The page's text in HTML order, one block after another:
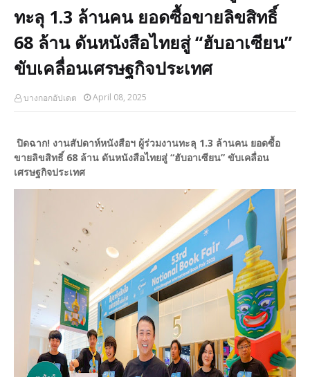
ทะลุ 1.3 ล้านคน ยอดซื้อขายลิขสิทธิ์
68 ล้าน ดันหนังสือไทยสู่ “ฮับอาเซียน”
ขับเคลื่อนเศรษฐกิจประเทศ
บางกอกอัปเดต April 08, 2025
ปิดฉาก! งานสัปดาห์หนังสือฯ ผู้ร่วมงานทะลุ 1.3 ล้านคน ยอดซื้อ
ขายลิขสิทธิ์ 68 ล้าน ดันหนังสือไทยสู่ “ฮับอาเซียน” ขับเคลื่อน
เศรษฐกิจประเทศ